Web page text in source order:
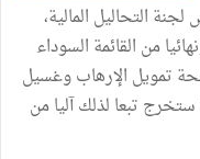
التحاليل المالية،
من القائمة السوداء
تمويل الإرهاب وغسيل
غضون شهر أكتوبر 2019 وأنّها ستخرج تبعا لذلك آليا من